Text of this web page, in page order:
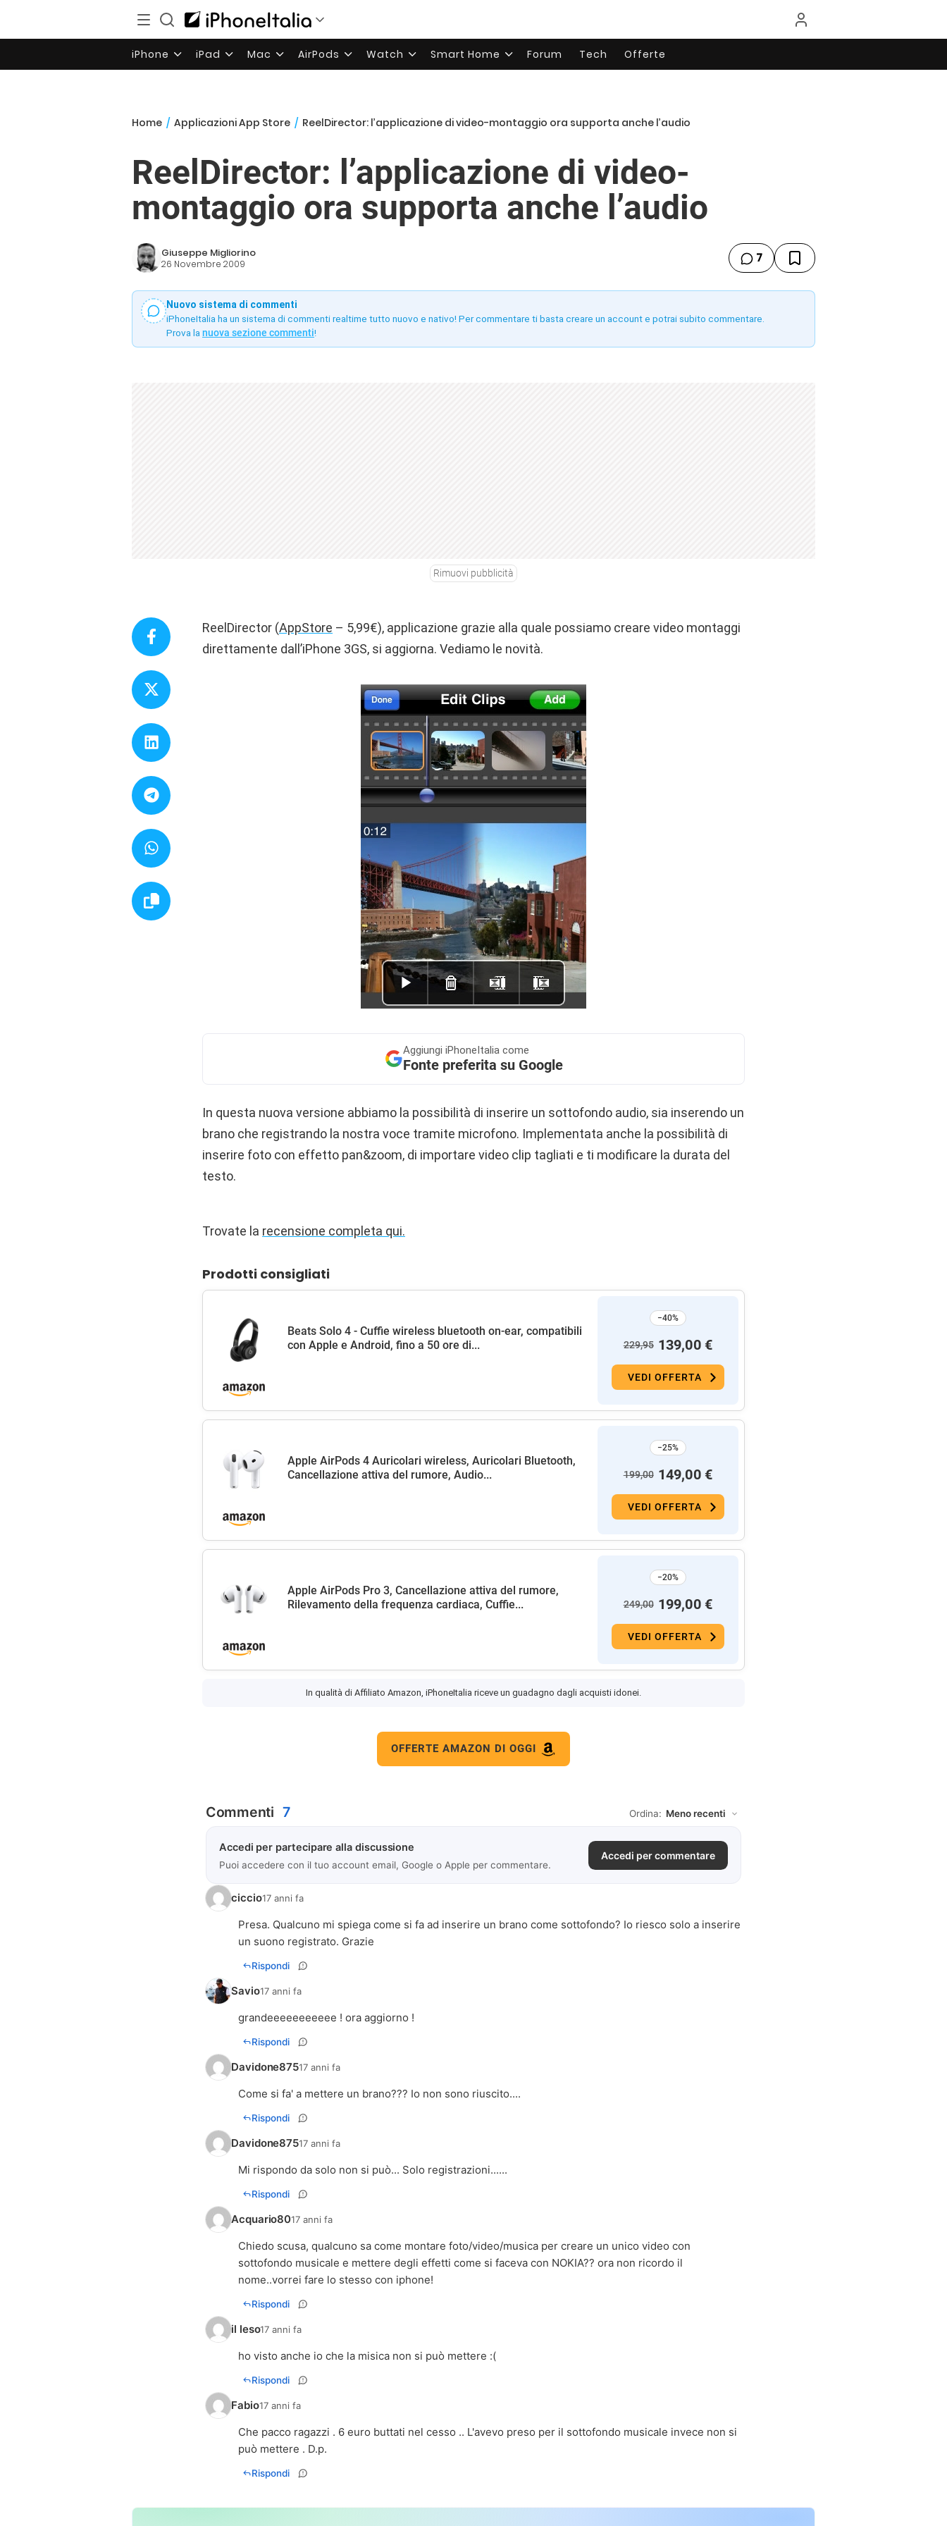
iPhone iPad Mac AirPods Watch Smart Home Forum Tech Offerte
Home / Applicazioni App Store / ReelDirector: l’applicazione di video-montaggio ora supporta anche l’audio
ReelDirector: l’applicazione di video-
montaggio ora supporta anche l’audio
Giuseppe Migliorino
26 Novembre 2009 7
Nuovo sistema di commenti
iPhoneItalia ha un sistema di commenti realtime tutto nuovo e nativo! Per commentare ti basta creare un account e potrai subito commentare.
Prova la nuova sezione commenti!
Rimuovi pubblicità
ReelDirector (AppStore – 5,99€), applicazione grazie alla quale possiamo creare video montaggi
direttamente dall’iPhone 3GS, si aggiorna. Vediamo le novità.
Aggiungi iPhoneItalia come
Fonte preferita su Google
In questa nuova versione abbiamo la possibilità di inserire un sottofondo audio, sia inserendo un
brano che registrando la nostra voce tramite microfono. Implementata anche la possibilità di
inserire foto con effetto pan&zoom, di importare video clip tagliati e ti modificare la durata del
testo.
Trovate la recensione completa qui.
Prodotti consigliati
Beats Solo 4 - Cuffie wireless bluetooth on-ear, compatibili
con Apple e Android, fino a 50 ore di...
−40%
229,95 139,00 €
VEDI OFFERTA
Apple AirPods 4 Auricolari wireless, Auricolari Bluetooth,
Cancellazione attiva del rumore, Audio...
−25%
199,00 149,00 €
VEDI OFFERTA
Apple AirPods Pro 3, Cancellazione attiva del rumore,
Rilevamento della frequenza cardiaca, Cuffie...
−20%
249,00 199,00 €
VEDI OFFERTA
In qualità di Affiliato Amazon, iPhoneItalia riceve un guadagno dagli acquisti idonei.
OFFERTE AMAZON DI OGGI
Commenti 7 Ordina:
Accedi per partecipare alla discussione
Puoi accedere con il tuo account email, Google o Apple per commentare.
Accedi per commentare
ciccio17 anni fa
Presa. Qualcuno mi spiega come si fa ad inserire un brano come sottofondo? Io riesco solo a inserire
un suono registrato. Grazie
Rispondi
Savio17 anni fa
grandeeeeeeeeeee ! ora aggiorno !
Rispondi
Davidone87517 anni fa
Come si fa' a mettere un brano??? Io non sono riuscito....
Rispondi
Davidone87517 anni fa
Mi rispondo da solo non si può... Solo registrazioni......
Rispondi
Acquario8017 anni fa
Chiedo scusa, qualcuno sa come montare foto/video/musica per creare un unico video con
sottofondo musicale e mettere degli effetti come si faceva con NOKIA?? ora non ricordo il
nome..vorrei fare lo stesso con iphone!
Rispondi
il leso17 anni fa
ho visto anche io che la misica non si può mettere :(
Rispondi
Fabio17 anni fa
Che pacco ragazzi . 6 euro buttati nel cesso .. L'avevo preso per il sottofondo musicale invece non si
può mettere . D.p.
Rispondi